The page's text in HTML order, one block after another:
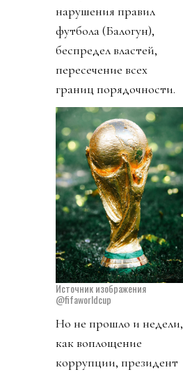
нарушения правил
футбола (Балогун),
беспредел властей,
пересечение всех
границ порядочности.
Источник изображения
@fifaworldcup
Но не прошло и недели,
как воплощение
коррупции, президент